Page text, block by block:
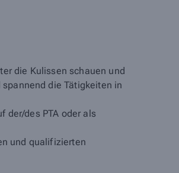
die Kulissen schauen und
die Tätigkeiten in
der/des PTA oder als
und qualifizierten